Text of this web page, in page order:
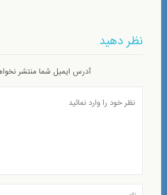
نظر دهید
آدرس ایمیل شما منتشر